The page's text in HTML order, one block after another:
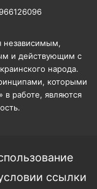
независимым,
и действующим с
народа.
которыми
в работе, являются
ссылки